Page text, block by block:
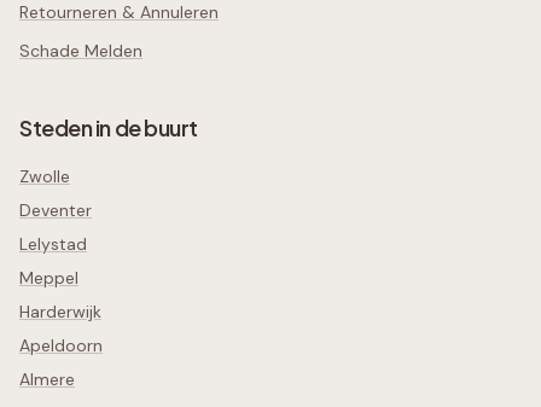
Retourneren & Annuleren
Schade Melden
Steden in de buurt
Zwolle
Deventer
Lelystad
Meppel
Harderwijk
Apeldoorn
Almere